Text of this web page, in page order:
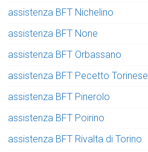
assistenza BFT Nichelino
assistenza BFT None
assistenza BFT Orbassano
assistenza BFT Pecetto Torinese
assistenza BFT Pinerolo
assistenza BFT Poirino
assistenza BFT Rivalta di Torino